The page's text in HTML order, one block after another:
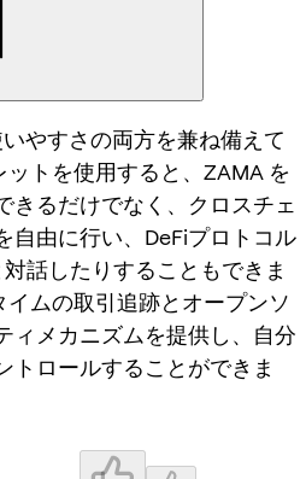
やすさの両方を兼ね備えて
トを使用すると、ZAMA を
きるだけでなく、クロスチェ
自由に行い、DeFiプロトコル
話したりすることもできま
ムの取引追跡とオープンソ
ィメカニズムを提供し、自分
トロールすることができま